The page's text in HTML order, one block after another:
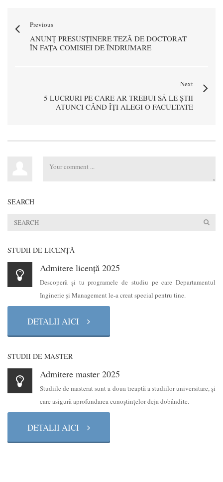
Previous
ANUNȚ PRESUSȚINERE TEZĂ DE DOCTORAT
ÎN FAȚA COMISIEI DE ÎNDRUMARE
Next
5 LUCRURI PE CARE AR TREBUI SĂ LE ȘTII
ATUNCI CÂND ÎȚI ALEGI O FACULTATE
SEARCH
STUDII DE LICENŢĂ
Admitere licență 2025
Descoperă şi tu programele de studiu pe care Departamentul
Inginerie şi Management le-a creat special pentru tine.
DETALII AICI
STUDII DE MASTER
Admitere master 2025
Studiile de masterat sunt a doua treaptă a studiilor universitare, şi
care asigură aprofundarea cunoştinţelor deja dobândite.
DETALII AICI